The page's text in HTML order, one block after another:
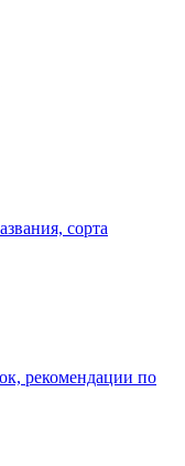
сорта
рекомендации по